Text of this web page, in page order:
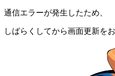
通信エラーが発生したため、
しばらくしてから画面更新を